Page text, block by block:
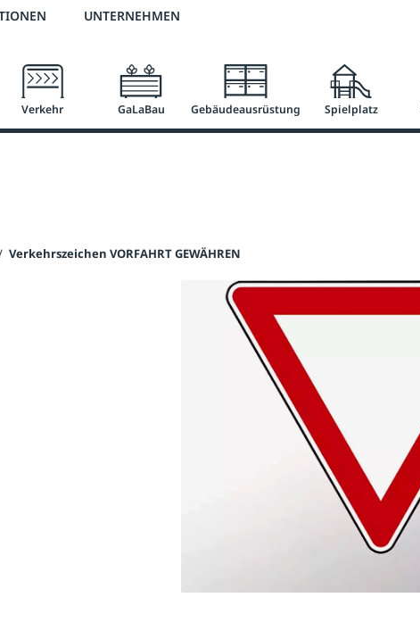
Vorkassen-Skonto versandkostenfrei ab 50 €
UNTERNEHMEN
Verkehr GaLaBau Gebäudeausrüstung Spielplatz
Verkehrszeichen VORFAHRT GEWÄHREN